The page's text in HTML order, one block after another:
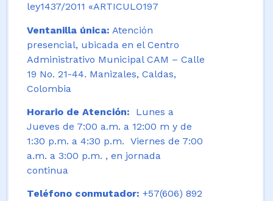
ley1437/2011 «ARTICULO197
Ventanilla única: Atención
presencial, ubicada en el Centro
Administrativo Municipal CAM – Calle
19 No. 21-44. Manizales, Caldas,
Colombia
Horario de Atención:
Lunes a
Jueves de 7:00 a.m. a 12:00 m y de
1:30 p.m. a 4:30 p.m. Viernes de 7:00
a.m. a 3:00 p.m. , en jornada
continua
Teléfono conmutador: +57(606) 892